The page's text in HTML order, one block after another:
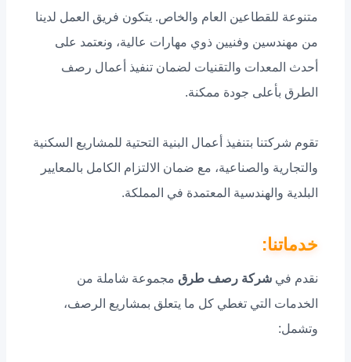
متنوعة للقطاعين العام والخاص. يتكون فريق العمل لدينا
من مهندسين وفنيين ذوي مهارات عالية، ونعتمد على
أحدث المعدات والتقنيات لضمان تنفيذ أعمال رصف
الطرق بأعلى جودة ممكنة.
تقوم شركتنا بتنفيذ أعمال البنية التحتية للمشاريع السكنية
والتجارية والصناعية، مع ضمان الالتزام الكامل بالمعايير
البلدية والهندسية المعتمدة في المملكة.
خدماتنا:
نقدم في شركة رصف طرق مجموعة شاملة من
الخدمات التي تغطي كل ما يتعلق بمشاريع الرصف،
وتشمل: